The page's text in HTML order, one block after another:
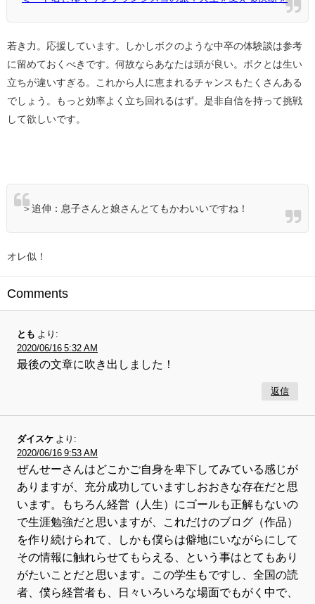
若き力。応援しています。しかしボクのような中卒の体験談は参考
に留めておくべきです。何故ならあなたは頭が良い。ボクとは生い
立ちが違いすぎる。これから人に恵まれるチャンスもたくさんある
でしょう。もっと効率よく立ち回れるはず。是非自信を持って挑戦
して欲しいです。
＞追伸：息子さんと娘さんとてもかわいいですね！
オレ似！
Comments
とも より:
2020/06/16 5:32 AM
最後の文章に吹き出しました！
返信
ダイスケ より:
2020/06/16 9:53 AM
ぜんせーさんはどこかご自身を卑下してみている感じが
ありますが、充分成功していますしおおきな存在だと思
います。もちろん経営（人生）にゴールも正解もないの
で生涯勉強だと思いますが、これだけのブログ（作品）
を作り続けられて、しかも僕らは僻地にいながらにして
その情報に触れらせてもらえる、という事はとてもあり
がたいことだと思います。この学生もですし、全国の読
者、僕ら経営者も、日々いろいろな場面でもがく中で、